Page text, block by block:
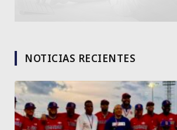
NOTICIAS RECIENTES